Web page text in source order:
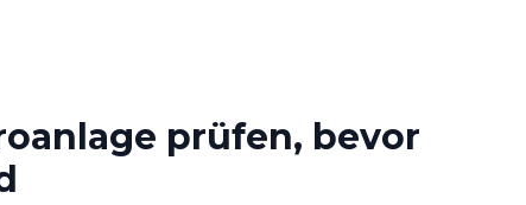
prüfen, bevor